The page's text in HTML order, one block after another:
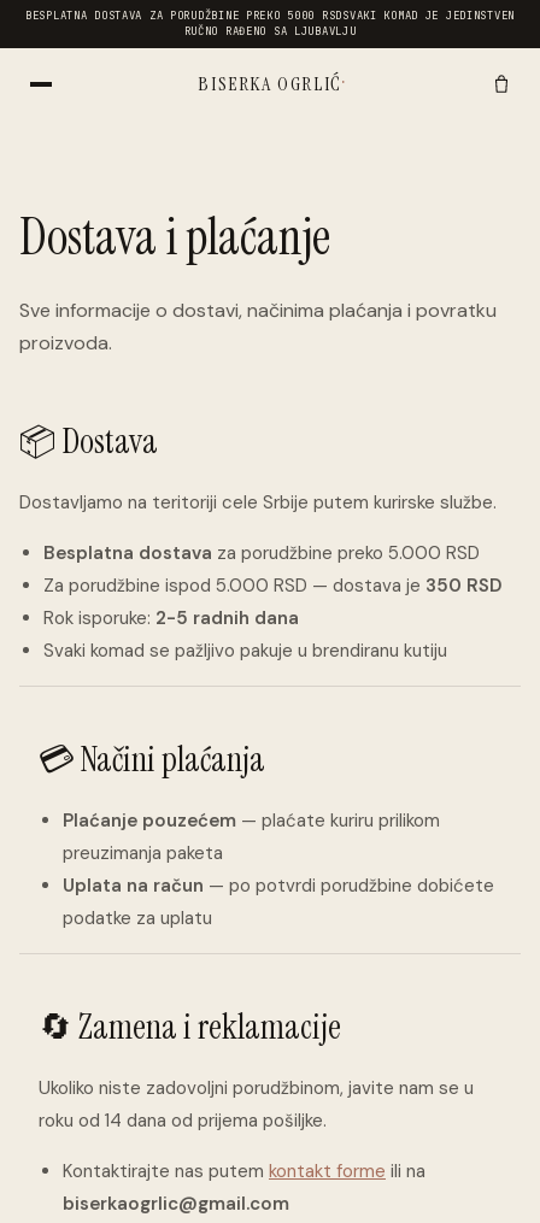
BESPLATNA DOSTAVA ZA PORUDŽBINE PREKO 5000 RSDSVAKI KOMAD JE JEDINSTVEN
RUČNO RAĐENO SA LJUBAVLJU
BISERKA OGRLIĆ·
Dostava i plaćanje
Sve informacije o dostavi, načinima plaćanja i povratku
proizvoda.
📦 Dostava
Dostavljamo na teritoriji cele Srbije putem kurirske službe.
Besplatna dostava za porudžbine preko 5.000 RSD
Za porudžbine ispod 5.000 RSD — dostava je 350 RSD
Rok isporuke: 2-5 radnih dana
Svaki komad se pažljivo pakuje u brendiranu kutiju
💳 Načini plaćanja
Plaćanje pouzećem — plaćate kuriru prilikom
preuzimanja paketa
Uplata na račun — po potvrdi porudžbine dobićete
podatke za uplatu
🔄 Zamena i reklamacije
Ukoliko niste zadovoljni porudžbinom, javite nam se u
roku od 14 dana od prijema pošiljke.
Kontaktirajte nas putem kontakt forme ili na
biserkaogrlic@gmail.com